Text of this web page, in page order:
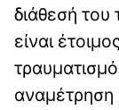
διάθεσή του
είναι